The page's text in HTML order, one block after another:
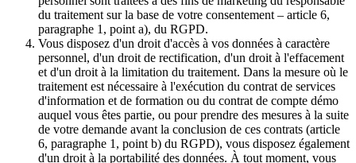
du traitement sur la base de votre consentement – article 6,
paragraphe 1, point a), du RGPD.
Vous disposez d'un droit d'accès à vos données à caractère
personnel, d'un droit de rectification, d'un droit à l'effacement
et d'un droit à la limitation du traitement. Dans la mesure où le
traitement est nécessaire à l'exécution du contrat de services
d'information et de formation ou du contrat de compte démo
auquel vous êtes partie, ou pour prendre des mesures à la suite
de votre demande avant la conclusion de ces contrats (article
6, paragraphe 1, point b) du RGPD), vous disposez également
d'un droit à la portabilité des données. À tout moment, vous